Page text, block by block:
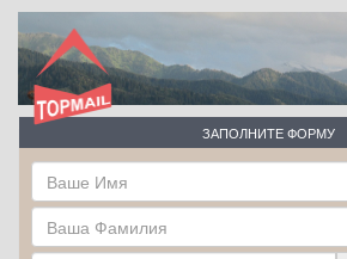
ЗАПОЛНИТЕ ФОРМУ